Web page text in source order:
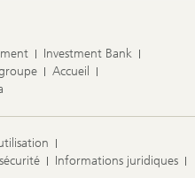
Investment Bank
Accueil
Informations juridiques